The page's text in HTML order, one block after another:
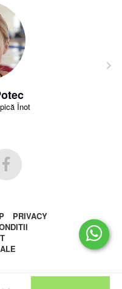
Înot
PRIVACY